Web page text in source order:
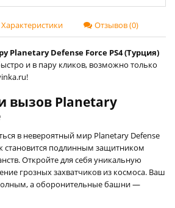
Характеристики Отзывов (0)
Planetary Defense Force PS4 (Турция)
и в пару кликов, возможно только
вызов Planetary
в невероятный мир Planetary Defense
становится подлинным защитником
Откройте для себя уникальную
грозных захватчиков из космоса. Ваш
а оборонительные башни —